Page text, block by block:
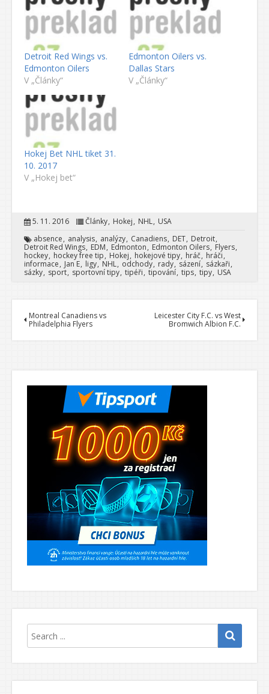
Detroit Red Wings vs.
Edmonton Oilers
V „Články“
Edmonton Oilers vs.
Dallas Stars
V „Články“
Hokej Bet NHL tiket 31.
10. 2017
V „Hokej bet“
5. 11. 2016 Články Hokej NHL USA
absence
analysis analýzy Canadiens DET Detroit
Detroit Red Wings EDM Edmonton Edmonton Oilers Flyers
hockey hockey free tip Hokej hokejové tipy hráč hráči
informace
Jan E ligy NHL odchody rady sázení sázkaři
sázky sport sportovní tipy tipéři tipování tips tipy USA
Montreal Canadiens vs
Philadelphia Flyers
Leicester City F.C. vs West
Bromwich Albion F.C.